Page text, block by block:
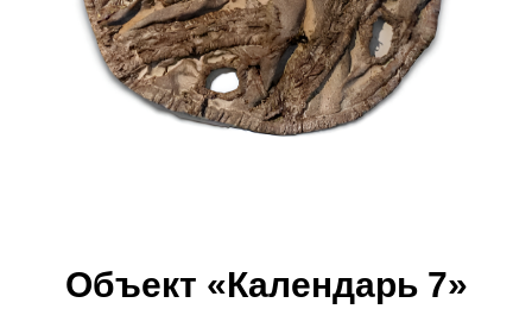
Объект «Календарь 7»